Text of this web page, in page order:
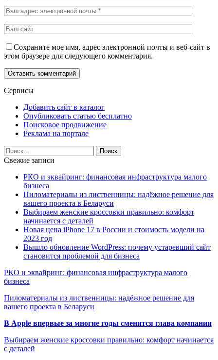
Сохраните мое имя, адрес электронной почты и веб-сайт в
этом браузере для следующего комментария.
Сервисы
Добавить сайт в каталог
Опубликовать статью бесплатно
Поисковое продвижение
Реклама на портале
Свежие записи
РКО и эквайринг: финансовая инфраструктура малого
бизнеса
Пиломатериалы из лиственницы: надёжное решение для
вашего проекта в Беларуси
Выбираем женские кроссовки правильно: комфорт
начинается с деталей
Новая цена iPhone 17 в России и стоимость модели на
2023 год
Вышло обновление WordPress: почему устаревший сайт
становится проблемой для бизнеса
РКО и эквайринг: финансовая инфраструктура малого
бизнеса
Пиломатериалы из лиственницы: надёжное решение для
вашего проекта в Беларуси
В Apple впервые за многие годы сменится глава компании
Выбираем женские кроссовки правильно: комфорт начинается
с деталей